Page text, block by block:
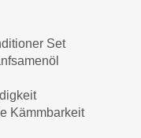
Set
Kämmbarkeit